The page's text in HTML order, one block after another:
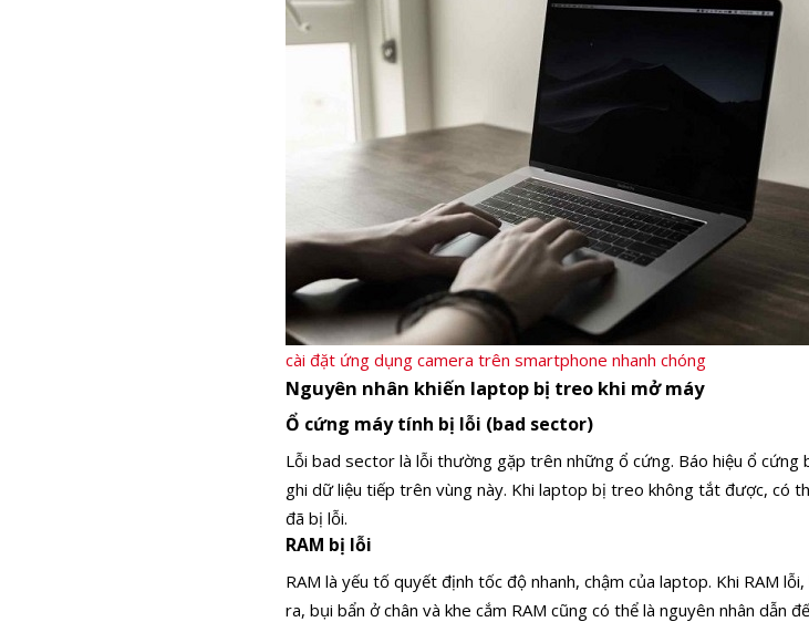
cài đặt ứng dụng camera trên smartphone nhanh chóng
Nguyên nhân khiến laptop bị treo khi mở máy
Ổ cứng máy tính bị lỗi (bad sector)
Lỗi bad sector là lỗi thường gặp trên những ổ cứng. Báo hiệu ổ
ghi dữ liệu tiếp trên vùng này. Khi laptop bị treo không tắt được, có
đã bị lỗi.
RAM bị lỗi
RAM là yếu tố quyết định tốc độ nhanh, chậm của laptop. Khi RAM
ra, bụi bẩn ở chân và khe cắm RAM cũng có thể là nguyên nhân dẫn